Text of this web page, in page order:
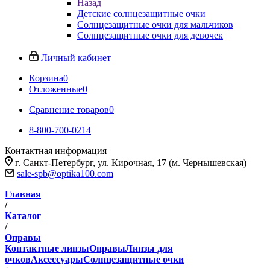
Назад
Детские солнцезащитные очки
Солнцезащитные очки для мальчиков
Солнцезащитные очки для девочек
Личный кабинет
Корзина0
Отложенные0
Сравнение товаров0
8-800-700-0214
Контактная информация
г. Санкт-Петербург, ул. Кирочная, 17 (м. Чернышевская)
sale-spb@optika100.com
Главная
/
Каталог
/
Оправы
Контактные линзыОправыЛинзы для
очковАксессуарыСолнцезащитные очки